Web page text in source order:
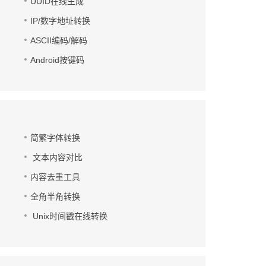
IP/数字地址转换
ASCII编码/解码
Android按键码
简繁字体转换
文本内容对比
内容去重工具
全角半角转换
Unix时间戳在线转换